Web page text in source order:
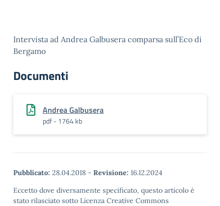
Intervista ad Andrea Galbusera comparsa sull’Eco di
Bergamo
Documenti
Andrea Galbusera
pdf - 1764 kb
Pubblicato: 28.04.2018 - Revisione: 16.12.2024
Eccetto dove diversamente specificato, questo articolo è
stato rilasciato sotto Licenza Creative Commons